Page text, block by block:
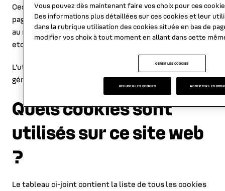
Ces cookies peuvent traiter des données relatives aux
pages visitées, au temps passé sur les pages visitées,
au navigateur que vous utilisez pour visiter ces pages,
etc.
L'utilisation et le stockage de ces cookies sont
généralement soumis à votre consentement.
Quels cookies sont
utilisés sur ce site web
?
Le tableau ci-joint contient la liste de tous les cookies
Vous pouvez dès maintenant faire vos choix pour ces
Des informations plus détaillées sur ces cookies et leur
dans la rubrique utilisation des cookiessituée en bas de
modifier vos choix à tout moment en allant dans cette
GERER LES COOKIES
REFUSER LES COOKIES ACCEPTER LES